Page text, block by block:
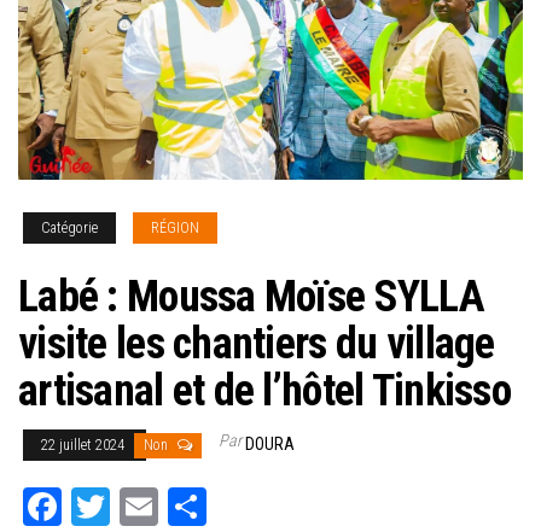
Catégorie RÉGION
Labé : Moussa Moïse SYLLA
visite les chantiers du village
artisanal et de l’hôtel Tinkisso
22 juillet 2024 Non ParDOURA
Fa T
E